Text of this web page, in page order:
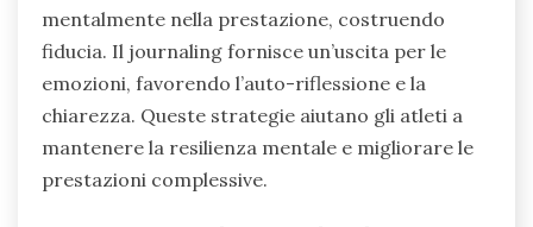
mentalmente nella prestazione, costruendo
fiducia. Il journaling fornisce un’uscita per le
emozioni, favorendo l’auto-riflessione e la
chiarezza. Queste strategie aiutano gli atleti a
mantenere la resilienza mentale e migliorare le
prestazioni complessive.